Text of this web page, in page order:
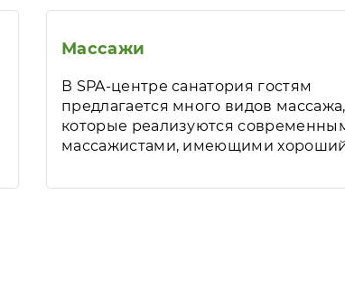
Массажи
В SPA-центре санатория гостям
предлагается много видов массажа,
которые реализуются
массажистами, имеющими